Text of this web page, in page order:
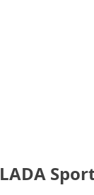
LADA